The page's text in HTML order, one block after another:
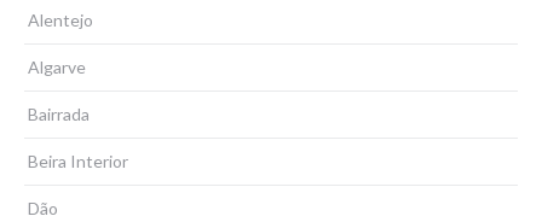
Alentejo
Algarve
Bairrada
Beira Interior
Dão